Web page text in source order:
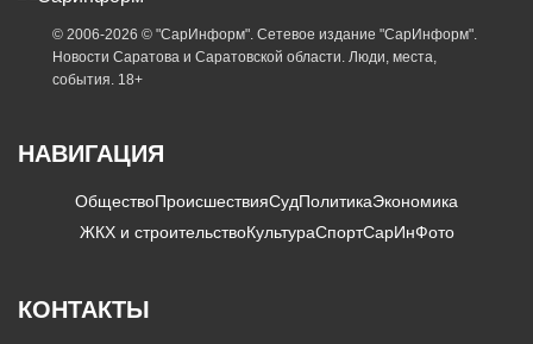
© 2006-2026 © "СарИнформ". Сетевое издание "СарИнформ".
Новости Саратова и Саратовской области. Люди, места,
события. 18+
НАВИГАЦИЯ
ОбществоПроисшествияСудПолитикаЭкономика
ЖКХ и строительствоКультураСпортСарИнФото
КОНТАКТЫ